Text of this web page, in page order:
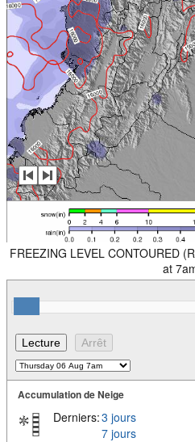
FREEZING LEVEL CONTOURED
at
Accumulation de Neige
Derniers:3 jours
7 jours